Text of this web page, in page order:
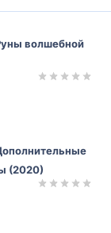
волшебной
(2020)